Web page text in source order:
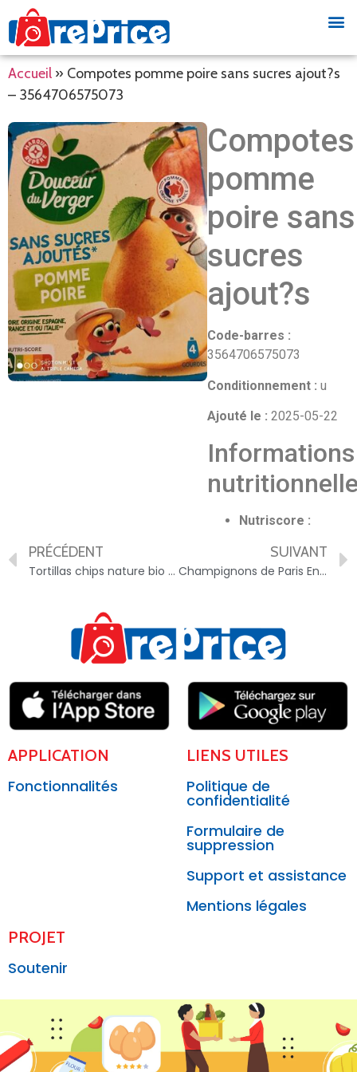
Accueil » Compotes pomme poire sans sucres ajout?s
– 3564706575073
Compotes
pomme
poire sans
sucres
ajout?s
Code-barres :
3564706575073
Conditionnement : u
Ajouté le : 2025-05-22
Informations
Nutriscore :
PRÉCÉDENT
Tortillas chips nature bio – 3564707115728
SUIVANT
Champignons de Paris Entiers – 3564706500709
APPLICATION
Fonctionnalités
LIENS UTILES
Politique de
confidentialité
Formulaire de
suppression
Support et assistance
Mentions légales
PROJET
Soutenir